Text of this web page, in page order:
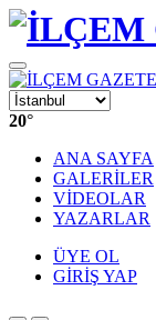
20°
ANA SAYFA
GALERİLER
VİDEOLAR
YAZARLAR
ÜYE OL
GİRİŞ YAP